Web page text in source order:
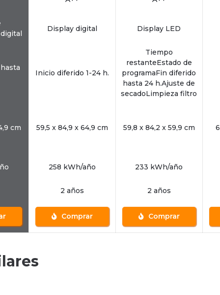
Display digital Display LED
Inicio diferido 1-24 h.
Tiempo
restanteEstado de
programaFin diferido
hasta 24 h.Ajuste de
secadoLimpieza filtro
cm 59,5 x 84,9 x 64,9 cm 59,8 x 84,2 x 59,9 cm
258 kWh/año 233 kWh/año
2 años 2 años
Comprar Comprar